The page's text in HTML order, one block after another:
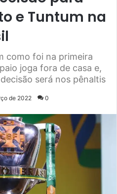
e Tuntum na
como foi na primeira
joga fora de casa e,
será nos pênaltis
de 2022 0